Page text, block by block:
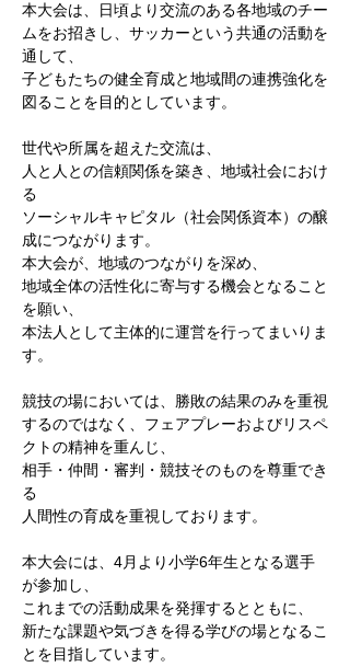
本大会は、日頃より交流のある各地域のチー
ムをお招きし、サッカーという共通の活動を
通して、
子どもたちの健全育成と地域間の連携強化を
図ることを目的としています。
世代や所属を超えた交流は、
人と人との信頼関係を築き、地域社会におけ
る
ソーシャルキャピタル（社会関係資本）の醸
成につながります。
本大会が、地域のつながりを深め、
地域全体の活性化に寄与する機会となること
を願い、
本法人として主体的に運営を行ってまいりま
す。
競技の場においては、勝敗の結果のみを重視
するのではなく、フェアプレーおよびリスペ
クトの精神を重んじ、
相手・仲間・審判・競技そのものを尊重でき
る
人間性の育成を重視しております。
本大会には、4月より小学6年生となる選手
が参加し、
これまでの活動成果を発揮するとともに、
新たな課題や気づきを得る学びの場となるこ
とを目指しています。